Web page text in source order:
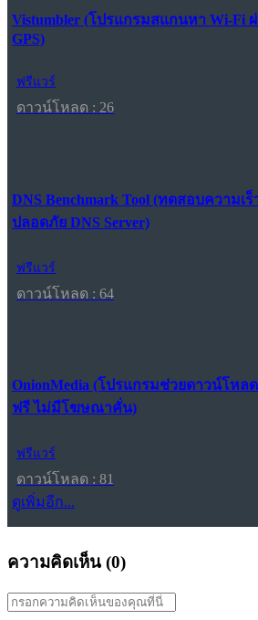
Vistumbler (โปรแกรมสแกนหา Wi-Fi
GPS)
ฟรีแวร์
ดาวน์โหลด : 26
DNS Benchmark Tool (ทดสอบความเ
ปลอดภัย DNS Server)
ฟรีแวร์
ดาวน์โหลด : 64
OnionMedia (โปรแกรมช่วยดาวน์โหล
ฟรี ไม่มีโฆษณาคั่น)
ฟรีแวร์
ดาวน์โหลด : 81
ดูเพิ่มอีก...
ความคิดเห็น (0)